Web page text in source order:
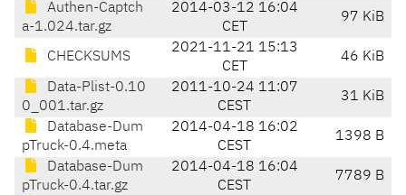
Authen-Captch
a-1.024.tar.gz
2014-03-12 16:04
CET
97 KiB
CHECKSUMS
2021-11-21 15:13
CET
46 KiB
Data-Plist-0.10
0_001.tar.gz
2011-10-24 11:07
CEST
31 KiB
Database-Dum
pTruck-0.4.meta
2014-04-18 16:02
CEST
1398 B
Database-Dum
pTruck-0.4.tar.gz
2014-04-18 16:04
CEST
7789 B